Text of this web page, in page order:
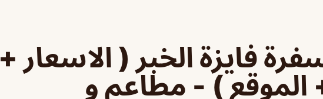
فايزة الخبر ( الاسعار +
الموقع ) - مطاعم و